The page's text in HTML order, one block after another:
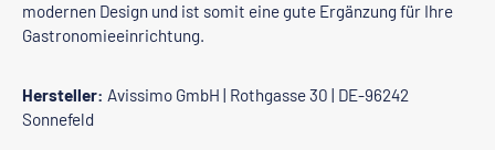
modernen Design und ist somit eine gute Ergänzung für Ihre
Gastronomieeinrichtung.
Hersteller: Avissimo GmbH | Rothgasse 30 | DE-96242
Sonnefeld